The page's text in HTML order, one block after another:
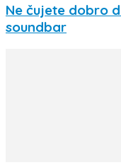
Ne čujete dobro
soundbar